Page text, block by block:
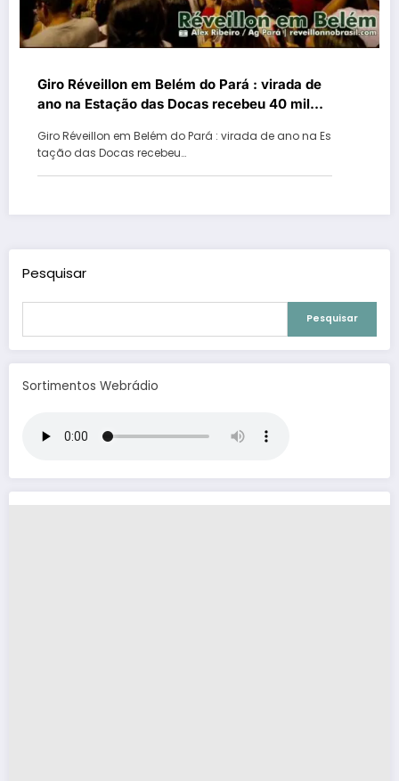
Giro Réveillon em Belém do Pará : virada de
ano na Estação das Docas recebeu 40 mil
Giro Réveillon em Belém do Pará : virada de ano na Es
tação das Docas recebeu…
Pesquisar
Pesquisar
Sortimentos Webrádio